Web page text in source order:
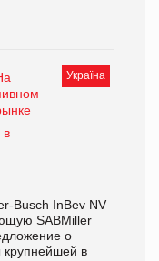
Україна
в
Busch InBev NV
SABMiller
о
крупнейшей в